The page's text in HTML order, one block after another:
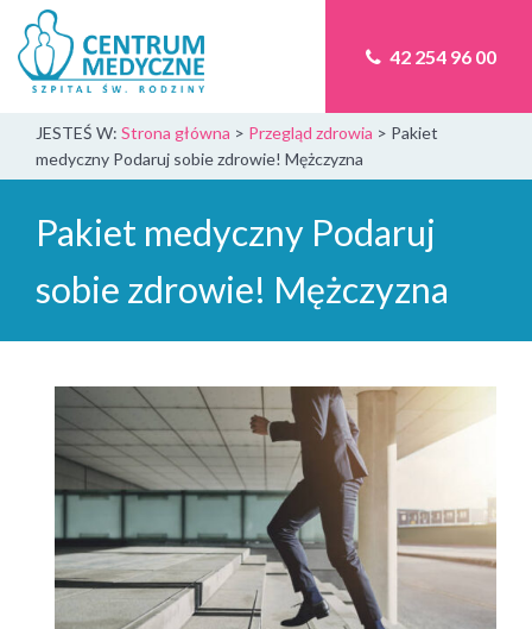
42 254 96 00
JESTEŚ W: Strona główna > Przegląd zdrowia > Pakiet
medyczny Podaruj sobie zdrowie! Mężczyzna
Pakiet medyczny Podaruj
sobie zdrowie! Mężczyzna